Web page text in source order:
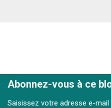
Abonnez-vous à ce
Saisissez votre adresse e-